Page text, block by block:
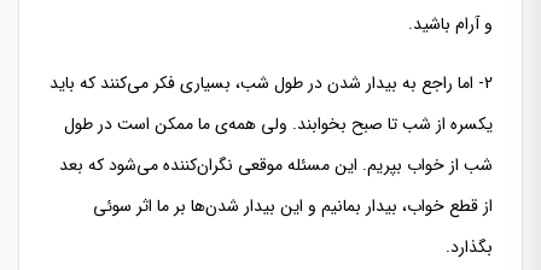
و آرام باشید.
2- اما راجع به بیدار شدن در طول شب، بسیاری فکر می‌کنند که باید
یکسره از شب تا صبح بخوابند. ولی همه‌ی ما ممکن است در طول
شب از خواب بپریم. این مسئله موقعی نگران‌کننده می‌شود که بعد
از قطع خواب، بیدار بمانیم و این بیدار شدن‌ها بر ما اثر سوئی
بگذارد.